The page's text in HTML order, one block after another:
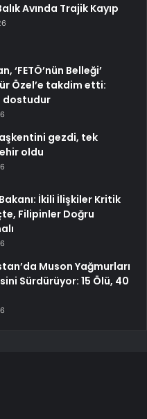
Avında Trajik Kayıp
‘FETÖ’nün Belleği’
Özel’e takdim etti:
dostudur
gezdi, tek
oldu
İkili İlişkiler Kritik
Filipinler Doğru
Muson Yağmurları
Sürdürüyor: 15 Ölü, 40